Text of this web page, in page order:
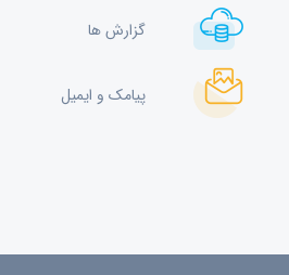
گزارش ها
پیامک و ایمیل